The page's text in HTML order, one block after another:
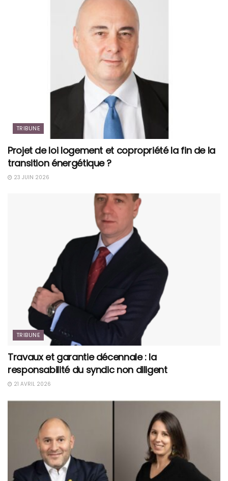
TRIBUNE
Projet de loi logement et copropriété la fin de la
transition énergétique ?
23 JUIN 2026
TRIBUNE
Travaux et garantie décennale : la
responsabilité du syndic non diligent
21 AVRIL 2026